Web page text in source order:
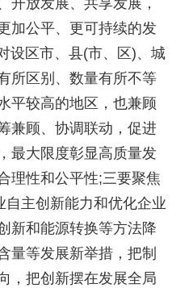
加公平、更可持续的发
设区市、县(市、区)、城
所区别、数量有所不等
平较高的地区，也兼顾
兼顾、协调联动，促进
最大限度彰显高质量发
理性和公平性;三要聚焦
自主创新能力和优化企业
新和能源转换等方法降
量等发展新举措，把制
，把创新摆在发展全局